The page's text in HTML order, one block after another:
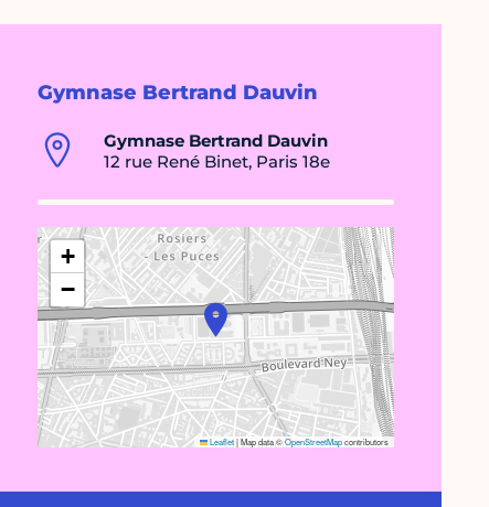
Gymnase Bertrand Dauvin
Gymnase Bertrand Dauvin
12 rue René Binet, Paris 18e
+
−
Leaflet|Map data ©OpenStreetMapcontributors